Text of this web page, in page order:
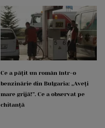
Ce a pățit un român într-o
benzinărie din Bulgaria: „Aveți
mare grijă!”. Ce a observat pe
chitanță